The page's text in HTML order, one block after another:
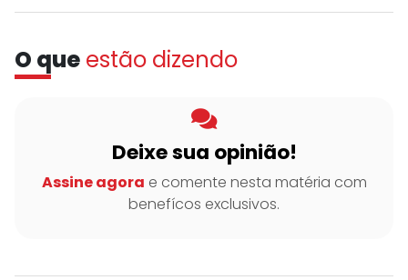
O que estão dizendo
Deixe sua opinião!
Assine agora e comente nesta matéria com
benefícos exclusivos.